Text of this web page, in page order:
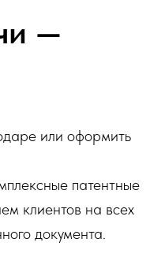
—
или оформить
патентные
клиентов на всех
документа.